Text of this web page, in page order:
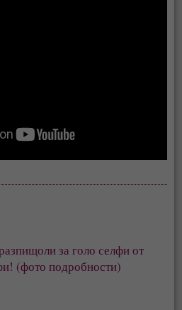
за голо селфи от
(фото подробности)